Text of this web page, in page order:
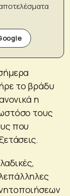
το βράδυ
η
τους
που